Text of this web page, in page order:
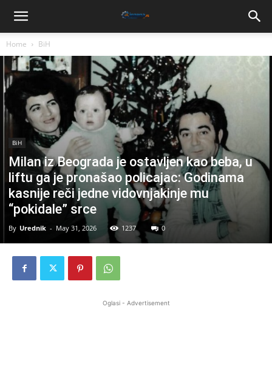
Home BiH
BiH
Milan iz Beograda je ostavljen kao beba, u
liftu ga je pronašao policajac: Godinama
kasnije reči jedne vidovnjakinje mu
“pokidale” srce
By Urednik - May 31, 2026 1237 0
Oglasi - Advertisement